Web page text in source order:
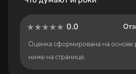
0.0
Оценка сформирована на основе
ниже на странице.